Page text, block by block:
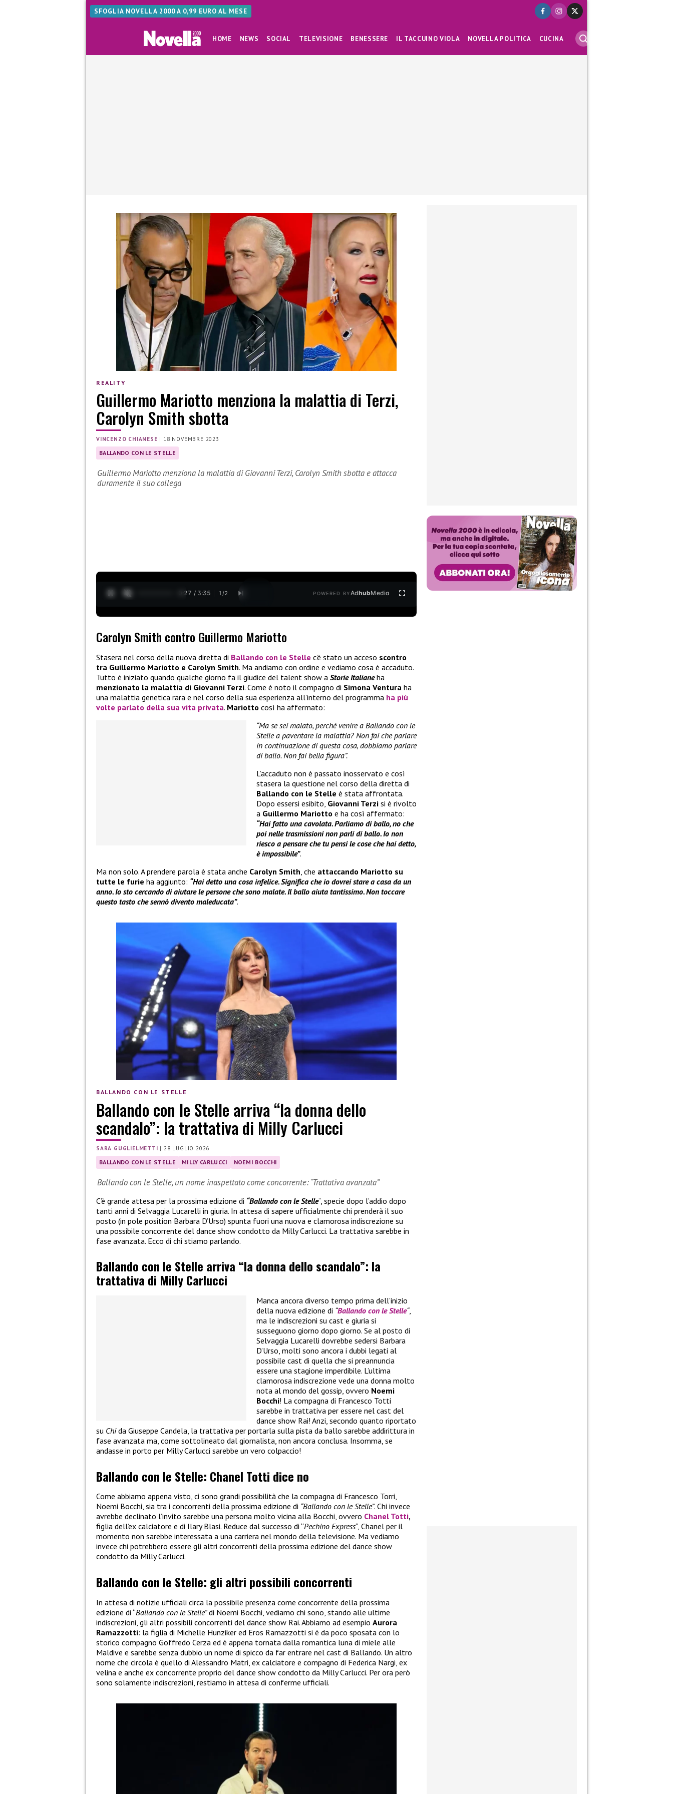
SFOGLIA NOVELLA 2000 A 0,99 EURO AL MESE
HOME NEWS SOCIAL TELEVISIONE BENESSERE IL TACCUINO VIOLA NOVELLA POLITICA CUCINA
REALITY
Guillermo Mariotto menziona la malattia di Terzi,
Carolyn Smith sbotta
VINCENZO CHIANESE | 18 NOVEMBRE 2023
BALLANDO CON LE STELLE
Guillermo Mariotto menziona la malattia di Giovanni Terzi, Carolyn Smith sbotta e attacca
duramente il suo collega
0:27 / 3:35 1 /2 POWERED BYAdhubMedia
Carolyn Smith contro Guillermo Mariotto
Stasera nel corso della nuova diretta di Ballando con le Stelle c’è stato un acceso scontro
tra Guillermo Mariotto e Carolyn Smith. Ma andiamo con ordine e vediamo cosa è accaduto.
Tutto è iniziato quando qualche giorno fa il giudice del talent show a Storie Italianeha
menzionato la malattia di Giovanni Terzi. Come è noto il compagno di Simona Ventura ha
una malattia genetica rara e nel corso della sua esperienza all’interno del programma ha più
volte parlato della sua vita privata. Mariotto così ha affermato:
“Ma se sei malato, perché venire a Ballando con le
Stelle a paventare la malattia? Non fai che parlare
in continuazione di questa cosa, dobbiamo parlare
di ballo. Non fai bella figura”.
L’accaduto non è passato inosservato e così
stasera la questione nel corso della diretta di
Ballando con le Stelle è stata affrontata.
Dopo essersi esibito, Giovanni Terzi si è rivolto
a Guillermo Mariotto e ha così affermato:
“Hai fatto una cavolata. Parliamo di ballo, no che
poi nelle trasmissioni non parli di ballo. Io non
riesco a pensare che tu pensi le cose che hai detto,
è impossibile”.
Ma non solo. A prendere parola è stata anche Carolyn Smith, che attaccando Mariotto su
tutte le furie ha aggiunto: “Hai detto una cosa infelice. Significa che io dovrei stare a casa da un
anno. Io sto cercando di aiutare le persone che sono malate. Il ballo aiuta tantissimo. Non toccare
questo tasto che sennò divento maleducata”.
BALLANDO CON LE STELLE
Ballando con le Stelle arriva “la donna dello
scandalo”: la trattativa di Milly Carlucci
SARA GUGLIELMETTI |28 LUGLIO 2026
BALLANDO CON LE STELLE MILLY CARLUCCI NOEMI BOCCHI
Ballando con le Stelle, un nome inaspettato come concorrente: “Trattativa avanzata”
C’è grande attesa per la prossima edizione di “Ballando con le Stelle“, specie dopo l’addio dopo
tanti anni di Selvaggia Lucarelli in giuria. In attesa di sapere ufficialmente chi prenderà il suo
posto (in pole position Barbara D’Urso) spunta fuori una nuova e clamorosa indiscrezione su
una possibile concorrente del dance show condotto da Milly Carlucci. La trattativa sarebbe in
fase avanzata. Ecco di chi stiamo parlando.
Ballando con le Stelle arriva “la donna dello scandalo”: la
trattativa di Milly Carlucci
Manca ancora diverso tempo prima dell’inizio
della nuova edizione di “Ballando con le Stelle“,
ma le indiscrezioni su cast e giuria si
susseguono giorno dopo giorno. Se al posto di
Selvaggia Lucarelli dovrebbe sedersi Barbara
D’Urso, molti sono ancora i dubbi legati al
possibile cast di quella che si preannuncia
essere una stagione imperdibile. L’ultima
clamorosa indiscrezione vede una donna molto
nota al mondo del gossip, ovvero Noemi
Bocchi! La compagna di Francesco Totti
sarebbe in trattativa per essere nel cast del
dance show Rai! Anzi, secondo quanto riportato
su Chida Giuseppe Candela, la trattativa per portarla sulla pista da ballo sarebbe addirittura in
fase avanzata ma, come sottolineato dal giornalista, non ancora conclusa. Insomma, se
andasse in porto per Milly Carlucci sarebbe un vero colpaccio!
Ballando con le Stelle: Chanel Totti dice no
Come abbiamo appena visto, ci sono grandi possibilità che la compagna di Francesco Torri,
Noemi Bocchi, sia tra i concorrenti della prossima edizione di “Ballando con le Stelle”. Chi invece
avrebbe declinato l’invito sarebbe una persona molto vicina alla Bocchi, ovvero Chanel Totti,
figlia dell’ex calciatore e di Ilary Blasi. Reduce dal successo di “Pechino Express“, Chanel per il
momento non sarebbe interessata a una carriera nel mondo della televisione. Ma vediamo
invece chi potrebbero essere gli altri concorrenti della prossima edizione del dance show
condotto da Milly Carlucci.
Ballando con le Stelle: gli altri possibili concorrenti
In attesa di notizie ufficiali circa la possibile presenza come concorrente della prossima
edizione di “Ballando con le Stelle”di Noemi Bocchi, vediamo chi sono, stando alle ultime
indiscrezioni, gli altri possibili concorrenti del dance show Rai. Abbiamo ad esempio Aurora
Ramazzotti: la figlia di Michelle Hunziker ed Eros Ramazzotti si è da poco sposata con lo
storico compagno Goffredo Cerza ed è appena tornata dalla romantica luna di miele alle
Maldive e sarebbe senza dubbio un nome di spicco da far entrare nel cast di Ballando. Un altro
nome che circola è quello di Alessandro Matri, ex calciatore e compagno di Federica Nargi, ex
velina e anche ex concorrente proprio del dance show condotto da Milly Carlucci. Per ora però
sono solamente indiscrezioni, restiamo in attesa di conferme ufficiali.